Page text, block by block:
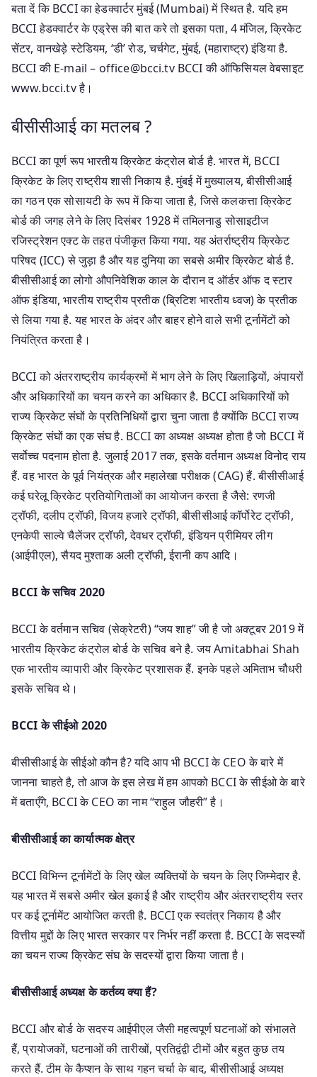
बता दें कि BCCI का हेडक्वार्टर मुंबई (Mumbai) में स्थित है. यदि हम
BCCI हेडक्वार्टर के एड्रेस की बात करे तो इसका पता, 4 मंजिल, क्रिकेट
सेंटर, वानखेड़े स्टेडियम, ‘डी’ रोड, चर्चगेट, मुंबई, (महाराष्ट्र) इंडिया है.
BCCI की E-mail – office@bcci.tvBCCI की ऑफिसियल वेबसाइट
www.bcci.tv है।
बीसीसीआई का मतलब ?
BCCI का पूर्ण रूप भारतीय क्रिकेट कंट्रोल बोर्ड है. भारत में, BCCI
क्रिकेट के लिए राष्ट्रीय शासी निकाय है. मुंबई में मुख्यालय, बीसीसीआई
का गठन एक सोसायटी के रूप में किया जाता है, जिसे कलकत्ता क्रिकेट
बोर्ड की जगह लेने के लिए दिसंबर 1928 में तमिलनाडु सोसाइटीज
रजिस्ट्रेशन एक्ट के तहत पंजीकृत किया गया. यह अंतर्राष्ट्रीय क्रिकेट
परिषद (ICC) से जुड़ा है और यह दुनिया का सबसे अमीर क्रिकेट बोर्ड है.
बीसीसीआई का लोगो औपनिवेशिक काल के दौरान द ऑर्डर ऑफ द स्टार
ऑफ इंडिया, भारतीय राष्ट्रीय प्रतीक (ब्रिटिश भारतीय ध्वज) के प्रतीक
से लिया गया है. यह भारत के अंदर और बाहर होने वाले सभी टूर्नामेंटों को
नियंत्रित करता है।
BCCI को अंतरराष्ट्रीय कार्यक्रमों में भाग लेने के लिए खिलाड़ियों, अंपायरों
और अधिकारियों का चयन करने का अधिकार है. BCCI अधिकारियों को
राज्य क्रिकेट संघों के प्रतिनिधियों द्वारा चुना जाता है क्योंकि BCCI राज्य
क्रिकेट संघों का एक संघ है. BCCI का अध्यक्ष अध्यक्ष होता है जो BCCI में
सर्वोच्च पदनाम होता है. जुलाई 2017 तक, इसके वर्तमान अध्यक्ष विनोद राय
हैं. वह भारत के पूर्व नियंत्रक और महालेखा परीक्षक (CAG) हैं. बीसीसीआई
कई घरेलू क्रिकेट प्रतियोगिताओं का आयोजन करता है जैसे: रणजी
ट्रॉफी, दलीप ट्रॉफी, विजय हजारे ट्रॉफी, बीसीसीआई कॉर्पोरेट ट्रॉफी,
एनकेपी साल्वे चैलेंजर ट्रॉफी, देवधर ट्रॉफी, इंडियन प्रीमियर लीग
(आईपीएल), सैयद मुश्ताक अली ट्रॉफी, ईरानी कप आदि।
BCCI के सचिव 2020
BCCI के वर्तमान सचिव (सेक्रेटरी) “जय शाह” जी है जो अक्टूबर 2019 में
भारतीय क्रिकेट कंट्रोल बोर्ड के सचिव बने है. जय Amitabhai Shah
एक भारतीय व्यापारी और क्रिकेट प्रशासक हैं. इनके पहले अमिताभ चौधरी
इसके सचिव थे।
BCCI के सीईओ 2020
बीसीसीआई के सीईओ कौन है? यदि आप भी BCCI के CEO के बारे में
जानना चाहते है, तो आज के इस लेख में हम आपको BCCI के सीईओ के बारे
में बताएँगे, BCCI के CEO का नाम “राहुल जौहरी” है।
बीसीसीआई का कार्यात्मक क्षेत्र
BCCI विभिन्न टूर्नामेंटों के लिए खेल व्यक्तियों के चयन के लिए जिम्मेदार है.
यह भारत में सबसे अमीर खेल इकाई है और राष्ट्रीय और अंतरराष्ट्रीय स्तर
पर कई टूर्नामेंट आयोजित करती है. BCCI एक स्वतंत्र निकाय है और
वित्तीय मुद्दों के लिए भारत सरकार पर निर्भर नहीं करता है. BCCI के सदस्यों
का चयन राज्य क्रिकेट संघ के सदस्यों द्वारा किया जाता है।
बीसीसीआई अध्यक्ष के कर्तव्य क्या हैं?
BCCI और बोर्ड के सदस्य आईपीएल जैसी महत्वपूर्ण घटनाओं को संभालते
हैं, प्रायोजकों, घटनाओं की तारीखों, प्रतिद्वंद्वी टीमों और बहुत कुछ तय
करते हैं. टीम के कैप्शन के साथ गहन चर्चा के बाद, बीसीसीआई अध्यक्ष